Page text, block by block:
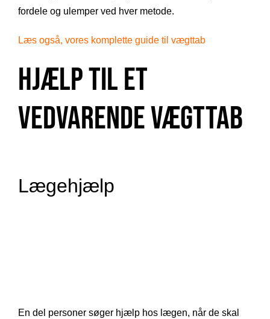
fordele og ulemper ved hver metode.
Læs også, vores komplette guide til vægttab
Hjælp til et
vedvarende vægttab
Lægehjælp
En del personer søger hjælp hos lægen, når de skal